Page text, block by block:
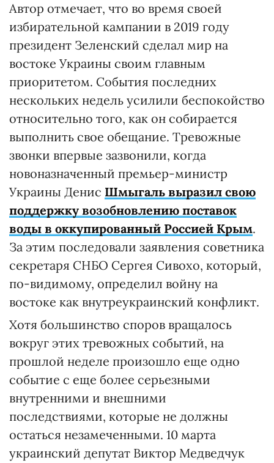
Автор отмечает, что во время своей
избирательной кампании в 2019 году
президент Зеленский сделал мир на
востоке Украины своим главным
приоритетом. События последних
нескольких недель усилили беспокойство
относительно того, как он собирается
выполнить свое обещание. Тревожные
звонки впервые зазвонили, когда
новоназначенный премьер-министр
Украины Денис Шмыгаль выразил свою
поддержку возобновлению поставок
воды в оккупированный Россией Крым.
За этим последовали заявления советника
секретаря СНБО Сергея Сивохо, который,
по-видимому, определил войну на
востоке как внутреукраинский конфликт.
Хотя большинство споров вращалось
вокруг этих тревожных событий, на
прошлой неделе произошло еще одно
событие с еще более серьезными
внутренними и внешними
последствиями, которые не должны
остаться незамеченными. 10 марта
украинский депутат Виктор Медведчук